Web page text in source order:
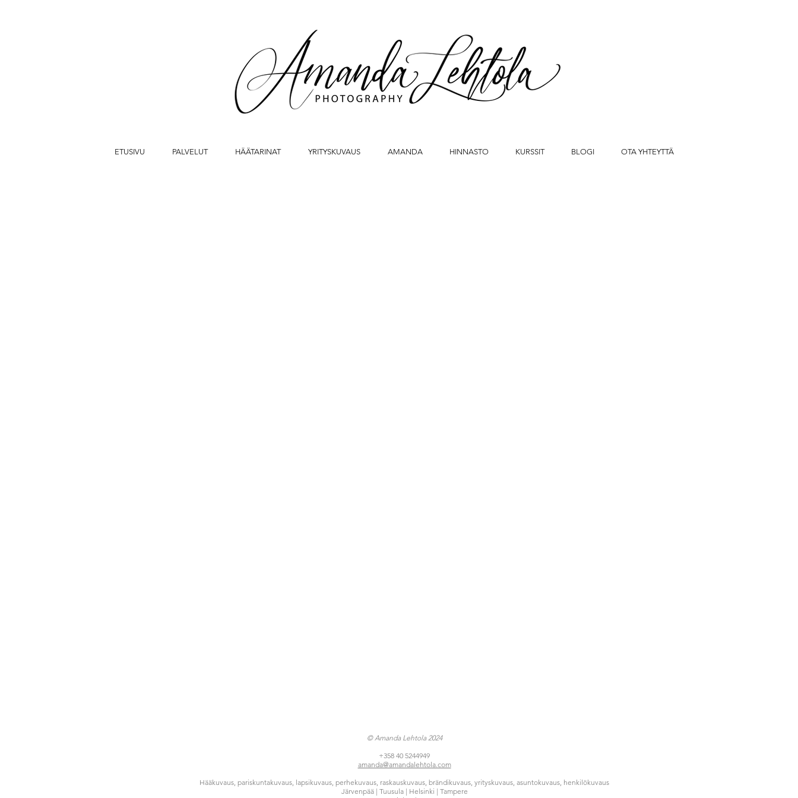
ETUSIVU PALVELUT HÄÄTARINAT YRITYSKUVAUS AMANDA HINNASTO KURSSIT BLOGI OTA YHTEYTTÄ
© Amanda Lehtola 2024
+358 40 5244949
amanda@amandalehtola.com
Hääkuvaus, pariskuntakuvaus, lapsikuvaus, perhekuvaus, raskauskuvaus, brändikuvaus, yrityskuvaus, asuntokuvaus, henkilökuvaus
Järvenpää | Tuusula | Helsinki | Tampere